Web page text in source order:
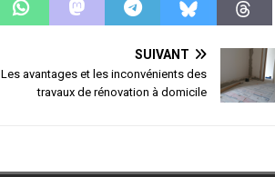
SUIVANT
Les avantages et les inconvénients des
travaux de rénovation à domicile